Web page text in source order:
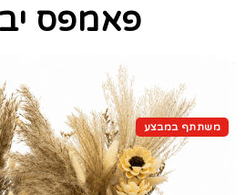
פאמפס